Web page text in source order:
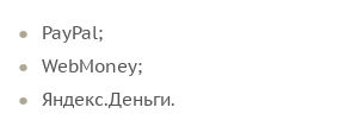
PayPal;
WebMoney;
Яндекс.Деньги.